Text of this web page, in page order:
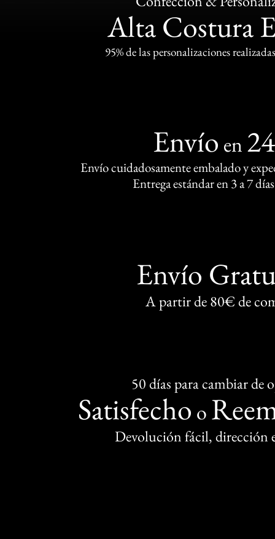
Alta Costura
95% de las personalizaciones
Envío en
Envío cuidadosamente embalado y
Entrega estándar en 3 a 7
Envío
A partir de 80€ de
50 días para cambiar de
Satisfecho o
Devolución fácil, dirección